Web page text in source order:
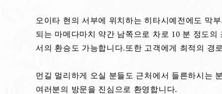
오이타 현의 서부에 위치하는 히타시예전에도 막
되는 마메다마치 약간 남쪽으로 차로 10 분 정도
서의 환승도 가능합니다.또한 고객에게 최적의 경
먼길 멀리하게 오실 분들도 근처에서 들른하시는
여러분의 방문을 진심으로 환영합니다.